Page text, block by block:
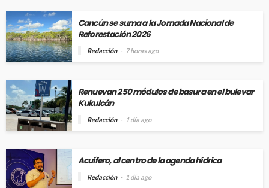
Cancún se suma a la Jornada Nacional de
Reforestación 2026
Redacción 7 horas ago
Renuevan 250 módulos de basura en el bulevar
Kukulcán
Redacción 1 día ago
Acuífero, al centro de la agenda hídrica
Redacción 1 día ago